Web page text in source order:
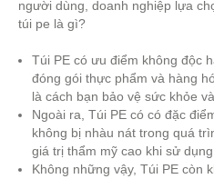
người dùng, doanh nghiệp lựa
túi pe là gì?
Túi PE có ưu điểm không độc
đóng gói thực phẩm và hàng
là cách bạn bảo vệ sức khỏe
Ngoài ra, Túi PE có có đặc
không bị nhàu nát trong quá
giá trị thẩm mỹ cao khi sử dụng.
Không những vậy, Túi PE còn